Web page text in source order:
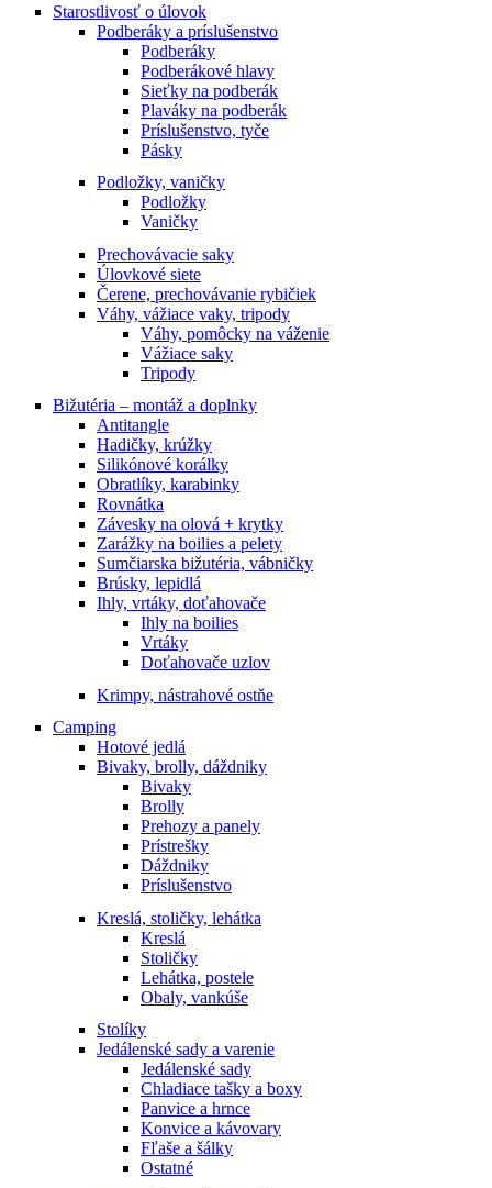
Starostlivosť o úlovok
Podberáky a príslušenstvo
Podberáky
Podberákové hlavy
Sieťky na podberák
Plaváky na podberák
Príslušenstvo, tyče
Pásky
Podložky, vaničky
Podložky
Vaničky
Prechovávacie saky
Úlovkové siete
Čerene, prechovávanie rybičiek
Váhy, vážiace vaky, tripody
Váhy, pomôcky na váženie
Vážiace saky
Tripody
Bižutéria – montáž a doplnky
Antitangle
Hadičky, krúžky
Silikónové korálky
Obratlíky, karabinky
Rovnátka
Závesky na olová + krytky
Zarážky na boilies a pelety
Sumčiarska bižutéria, vábničky
Brúsky, lepidlá
Ihly, vrtáky, doťahovače
Ihly na boilies
Vrtáky
Doťahovače uzlov
Krimpy, nástrahové ostňe
Camping
Hotové jedlá
Bivaky, brolly, dáždniky
Bivaky
Brolly
Prehozy a panely
Prístrešky
Dáždniky
Príslušenstvo
Kreslá, stoličky, lehátka
Kreslá
Stoličky
Lehátka, postele
Obaly, vankúše
Stolíky
Jedálenské sady a varenie
Jedálenské sady
Chladiace tašky a boxy
Panvice a hrnce
Konvice a kávovary
Fľaše a šálky
Ostatné